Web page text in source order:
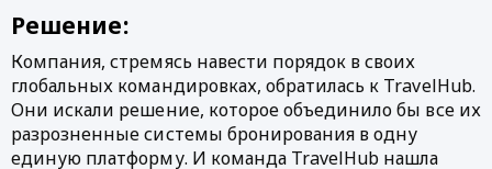
Решение:
Компания, стремясь навести порядок в своих
глобальных командировках, обратилась к TravelHub.
Они искали решение, которое объединило бы все их
разрозненные системы бронирования в одну
единую платформу. И команда TravelHub нашла